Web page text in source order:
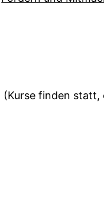
(Kurse finden